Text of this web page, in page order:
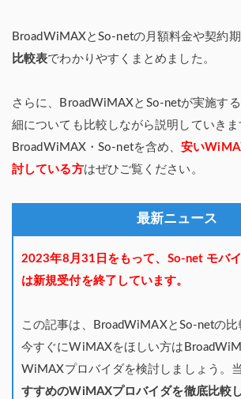
BroadWiMAXとSo-netの月額料金や契約
比較表でわかりやすくまとめました。
さらに、BroadWiMAXとSo-netが実施す
細についても比較しながら説明していきま
BroadWiMAX・So-netを含め、安い
討している方はぜひご覧ください。
最新ニュース
2023年8月31日をもって、So-net モバ
は新規受付を終了しています。
この記事は、BroadWiMAXとSo-netの比
今すぐにWiMAXをほしい方は
WiMAXプロバイダを検討しましょう。
すすめのWiMAXプロバイダを徹底比較